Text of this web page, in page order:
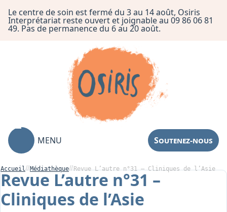
Le centre de soin est fermé du 3 au 14 août, Osiris
Interprétariat reste ouvert et joignable au 09 86 06 81
49. Pas de permanence du 6 au 20 août.
MENU Soutenez-nous
Association
Accueil Médiathèque Revue L’autre n°31 – Cliniques de l’Asie
Revue L’autre n°31 –
Cliniques de l’Asie